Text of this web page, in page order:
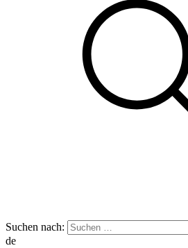
Suchen nach:
de